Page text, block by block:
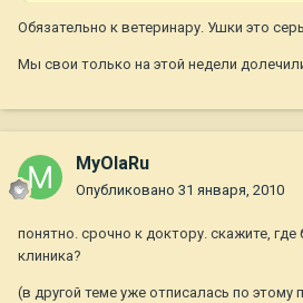
Обязательно к ветеринару. Ушки это
Мы свои только на этой недели
MyOlaRu
Опубликовано 31 января, 2010
понятно. срочно к доктору. скажите,
клиника?
(в другой теме уже отписалась по этому